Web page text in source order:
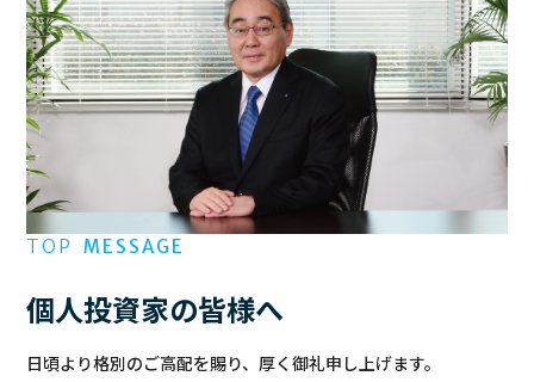
TOP MESSAGE
個人投資家の皆様へ
日頃より格別のご高配を賜り、厚く御礼申し上げます。